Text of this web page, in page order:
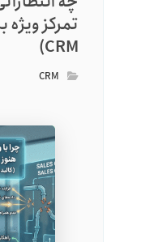
تمرکز ویژه
CRM)
CRM